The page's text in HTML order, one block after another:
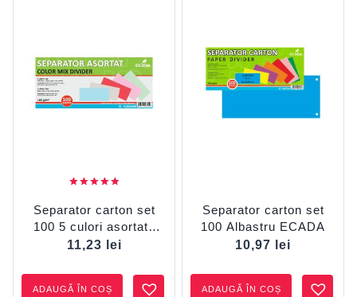
5.00
din 5
Separator carton set
100 5 culori asortate
ECADA
11,23 lei
ADAUGĂ ÎN COȘ
Separator carton set
100 Albastru ECADA
10,97
lei
ADAUGĂ ÎN COȘ